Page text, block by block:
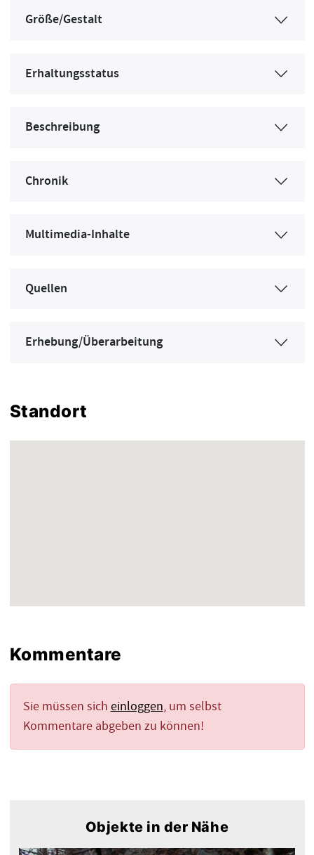
Größe/Gestalt
Erhaltungsstatus
Beschreibung
Chronik
Multimedia-Inhalte
Quellen
Erhebung/Überarbeitung
Standort
Kommentare
Sie müssen sich einloggen, um selbst
Kommentare abgeben zu können!
Objekte in der Nähe